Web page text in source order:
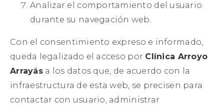
Analizar el comportamiento del usuario
durante su navegación web.
Con el consentimiento expreso e informado,
queda legalizado el acceso por Clínica Arroyo
Arrayása los datos que, de acuerdo con la
infraestructura de esta web, se precisen para
contactar con usuario, administrar